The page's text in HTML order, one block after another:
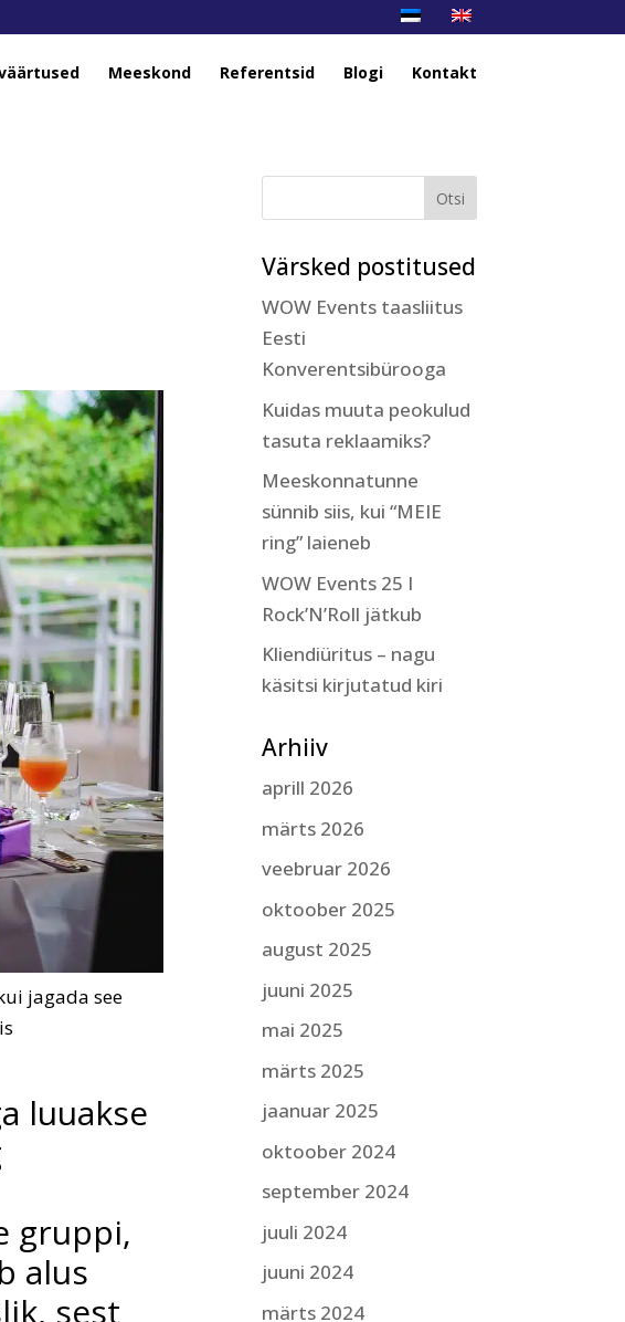
Meeskond Referentsid Blogi Kontakt
jagada see
luuakse
gruppi,
alus
sest
Värsked postitused
WOW Events taasliitus
Eesti
Konverentsibürooga
Kuidas muuta peokulud
tasuta reklaamiks?
Meeskonnatunne
sünnib siis, kui “MEIE
ring” laieneb
WOW Events 25 I
Rock’N’Roll jätkub
Kliendiüritus – nagu
käsitsi kirjutatud kiri
Arhiiv
aprill 2026
märts 2026
veebruar 2026
oktoober 2025
august 2025
juuni 2025
mai 2025
märts 2025
jaanuar 2025
oktoober 2024
september 2024
juuli 2024
juuni 2024
märts 2024